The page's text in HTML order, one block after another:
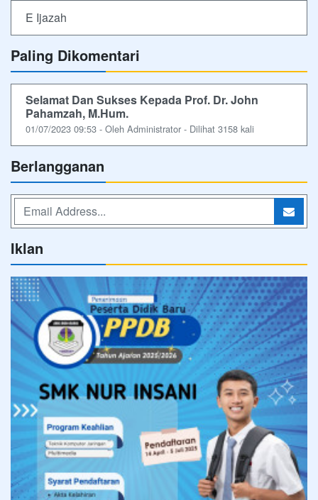
E Ijazah
Paling Dikomentari
Selamat Dan Sukses Kepada Prof. Dr. John
Pahamzah, M.Hum.
01/07/2023 09:53 - Oleh Administrator - Dilihat 3158 kali
Berlangganan
Iklan